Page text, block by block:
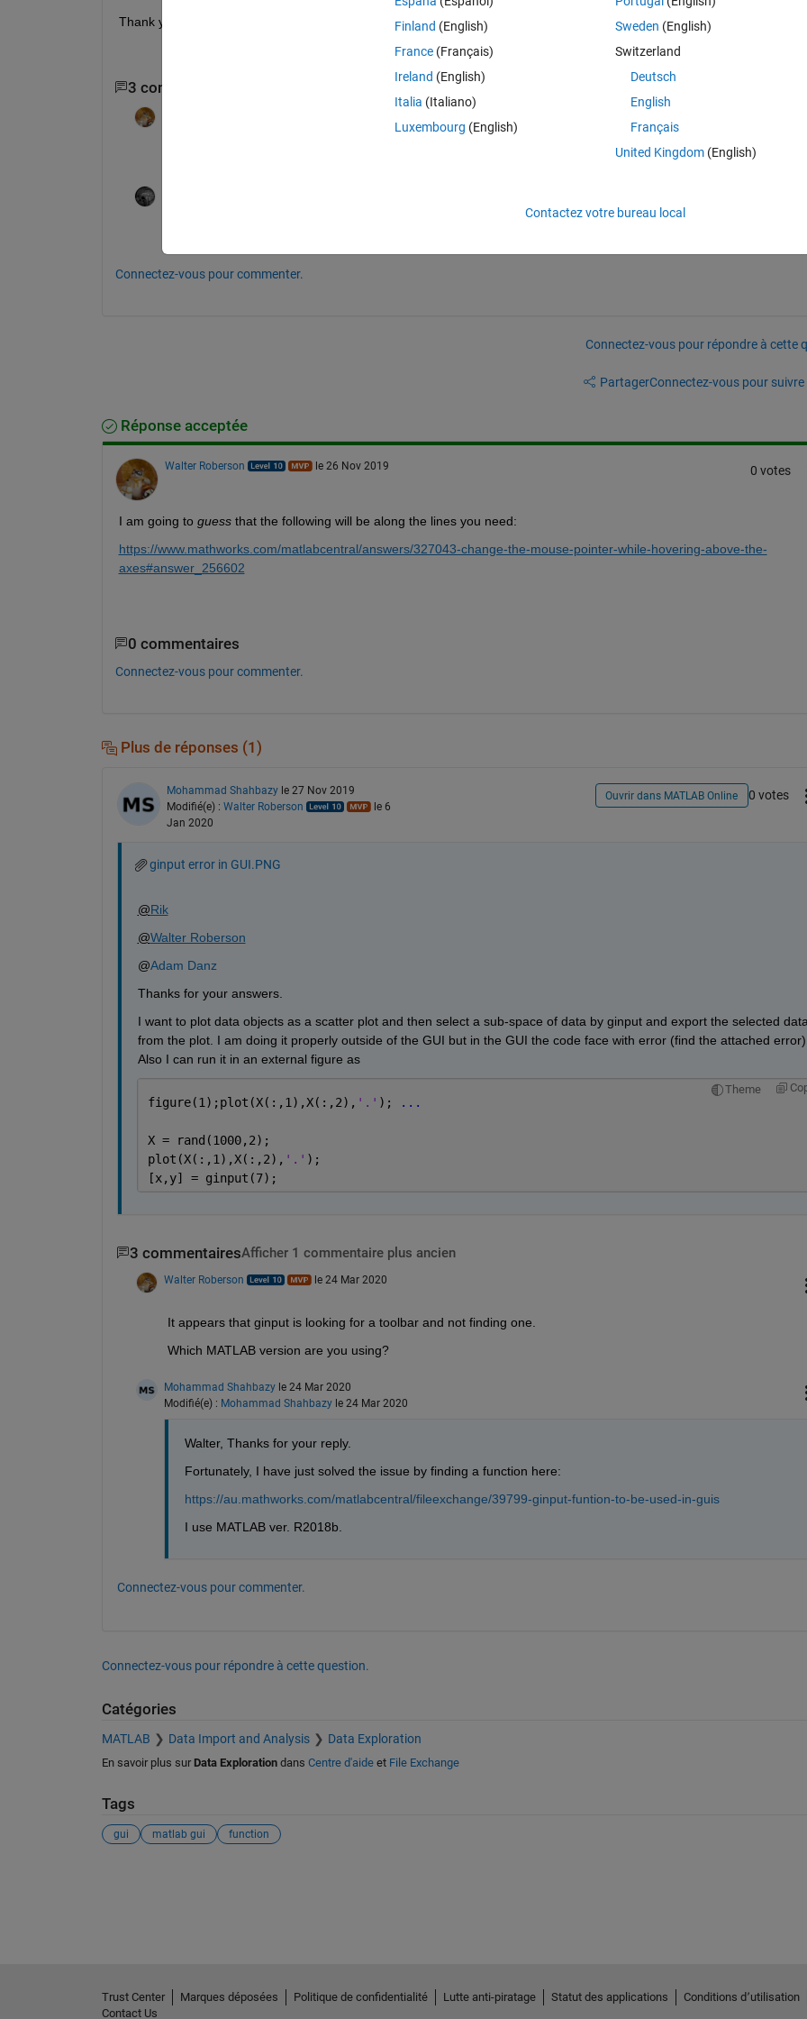
Thank you in advance
3 commentaires Afficher 1 commentaire plus ancien
Connectez-vous pour commenter.
Connectez-vous pour répondre à cette
PartagerConnectez-vous pour suivre
Réponse acceptée
Walter Roberson le 26 Nov 2019 0 votes
I am going to guess that the following will be along the lines you need:
https://www.mathworks.com/matlabcentral/answers/327043-change-the-mouse-pointer-while-hovering-above-the-
axes#answer_256602
0 commentaires
Connectez-vous pour commenter.
Plus de réponses (1)
Mohammad Shahbazy le 27 Nov 2019
Modifié(e) : Walter Roberson
le 6
Jan 2020
Ouvrir dans MATLAB Online 0 votes
ginput error in GUI.PNG
@Rik
@Walter Roberson
@Adam Danz
Thanks for your answers.
I want to plot data objects as a scatter plot and then select a sub-space of data by ginput and export the selected data
from the plot. I am doing it properly outside of the GUI but in the GUI the code face with error (find the attached error).
Also I can run it in an external figure as
Theme
figure(1);plot(X(:,1),X(:,2), '.' ); ...
X = rand(1000,2);
plot(X(:,1),X(:,2), '.' );
[x,y] = ginput(7);
3 commentairesAfficher 1 commentaire plus ancien
Walter Roberson le 24 Mar 2020
It appears that ginput is looking for a toolbar and not finding one.
Which MATLAB version are you using?
Mohammad Shahbazy le 24 Mar 2020
Modifié(e) : Mohammad Shahbazy le 24 Mar 2020
Walter, Thanks for your reply.
Fortunately, I have just solved the issue by finding a function here:
https://au.mathworks.com/matlabcentral/fileexchange/39799-ginput-funtion-to-be-used-in-guis
I use MATLAB ver. R2018b.
Connectez-vous pour commenter.
Connectez-vous pour répondre à cette question.
Catégories
MATLAB Data Import and Analysis Data Exploration
En savoir plus sur Data Explorationdans Centre d'aideet File Exchange
Tags
gui matlab gui function
Finland (English)
France (Français)
Ireland (English)
Italia (Italiano)
Luxembourg (English)
Sweden (English)
Switzerland
Deutsch
English
Français
United Kingdom(English)
Contactez votre bureau local
Trust Center Marques déposées Politique de confidentialité Lutte anti-piratage Statut des applications
Conditions d՚utilisation
Contact Us